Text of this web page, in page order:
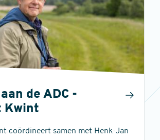
de ADC -
Kwint
coördineert samen met Henk-Jan